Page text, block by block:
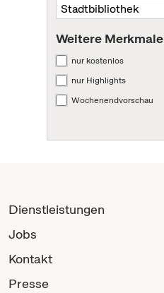
Weitere Merkmale
nur kostenlos
nur Highlights
Wochenendvorschau
Dienstleistungen
Jobs
Kontakt
Presse